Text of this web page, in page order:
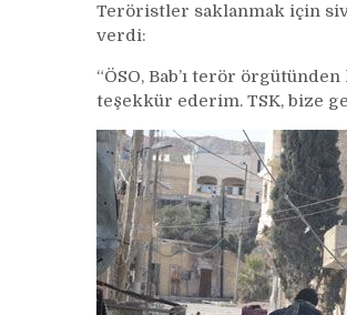
Teröristler saklanmak için
verdi:
“ÖSO, Bab’ı terör
teşekkür ederim. TSK, bize